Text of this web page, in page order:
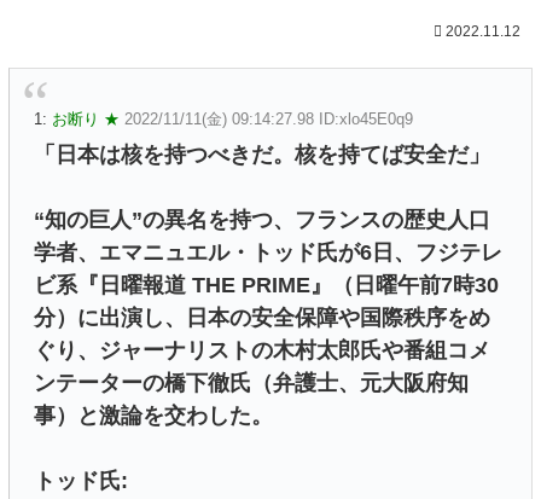
2022.11.12
1: お断り ★ 2022/11/11(金) 09:14:27.98 ID:xlo45E0q9
「日本は核を持つべきだ。核を持てば安全だ」
“知の巨人”の異名を持つ、フランスの歴史人口
学者、エマニュエル・トッド氏が6日、フジテレ
ビ系『日曜報道 THE PRIME』（日曜午前7時30
分）に出演し、日本の安全保障や国際秩序をめ
ぐり、ジャーナリストの木村太郎氏や番組コメ
ンテーターの橋下徹氏（弁護士、元大阪府知
事）と激論を交わした。
トッド氏: